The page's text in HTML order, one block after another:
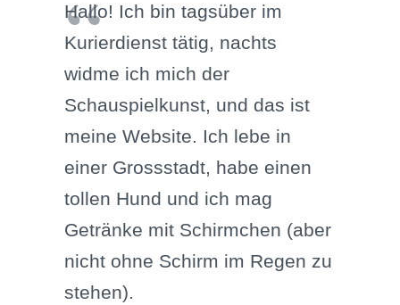
Hallo! Ich bin tagsüber im
Kurierdienst tätig, nachts
widme ich mich der
Schauspielkunst, und das ist
meine Website. Ich lebe in
einer Grossstadt, habe einen
tollen Hund und ich mag
Getränke mit Schirmchen (aber
nicht ohne Schirm im Regen zu
stehen).